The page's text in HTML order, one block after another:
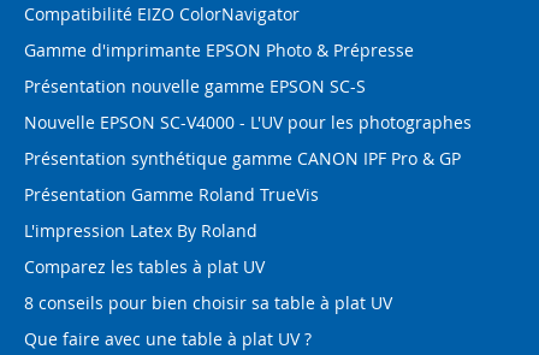
Compatibilité EIZO ColorNavigator
Gamme d'imprimante EPSON Photo & Prépresse
Présentation nouvelle gamme EPSON SC-S
Nouvelle EPSON SC-V4000 - L'UV pour les photographes
Présentation synthétique gamme CANON IPF Pro & GP
Présentation Gamme Roland TrueVis
L'impression Latex By Roland
Comparez les tables à plat UV
8 conseils pour bien choisir sa table à plat UV
Que faire avec une table à plat UV ?